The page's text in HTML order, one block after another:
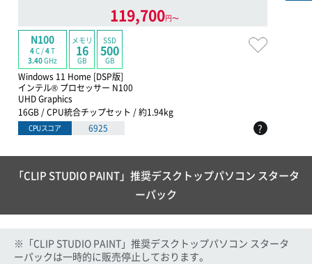
119,700円〜
N100
4C /4T
3.40GHz
メモリ
16
GB
SSD
500
GB
Windows 11 Home [DSP版]
インテル® プロセッサー N100
UHD Graphics
16GB / CPU統合チップセット / 約1.94kg
CPUスコア 6925 ?
「CLIP STUDIO PAINT」推奨デスクトップパソコン スタータ
ーパック
※「CLIP STUDIO PAINT」推奨デスクトップパソコン スタータ
ーパックは一時的に販売停止しております。